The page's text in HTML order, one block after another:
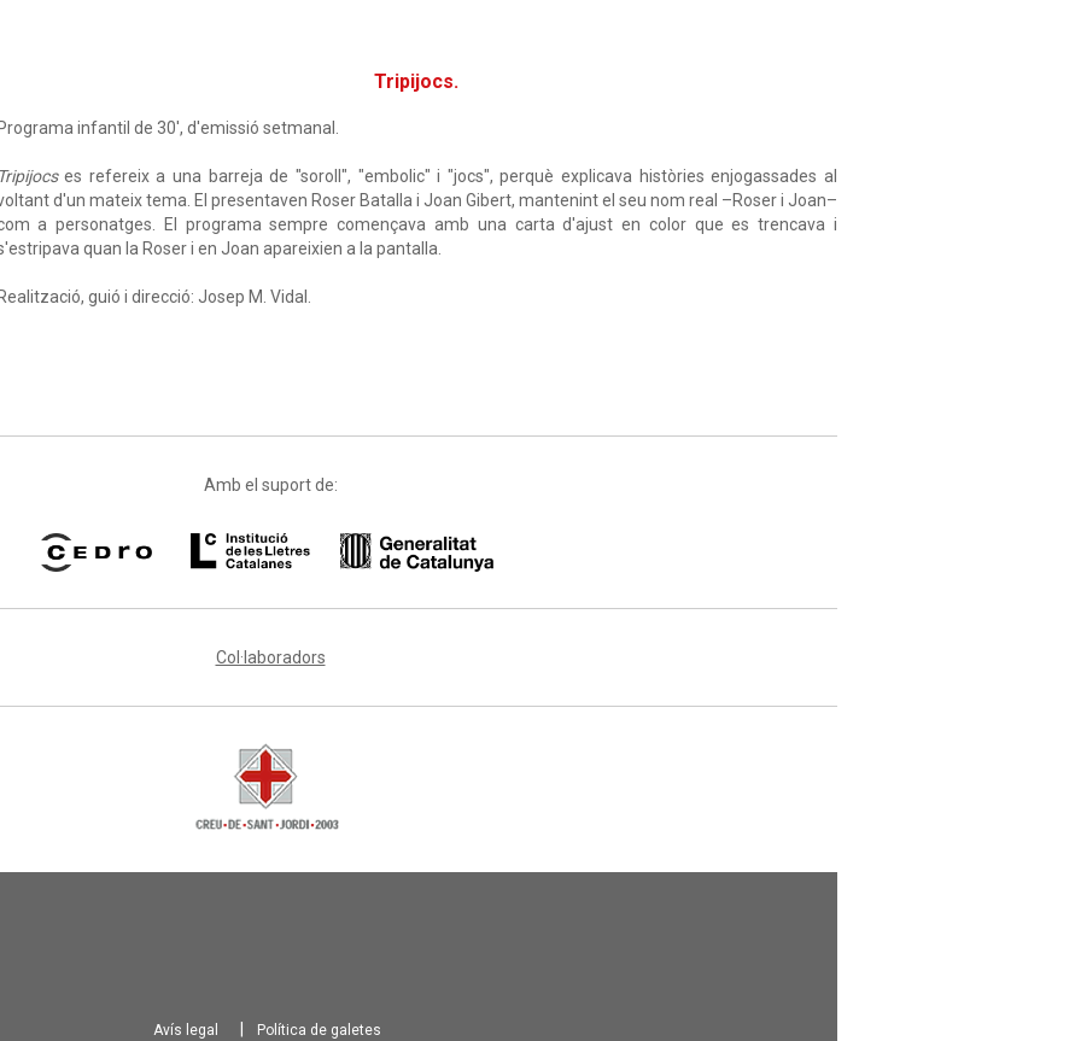
Tripijocs.
Programa infantil de 30', d'emissió setmanal.
Tripijocses refereix a una barreja de "soroll", "embolic" i "jocs", perquè explicava històries enjogassades al
d'un mateix tema. El presentaven Roser Batalla i Joan Gibert, mantenint el seu nom real –Roser i Joan–
a personatges. El programa sempre començava amb una carta d'ajust en color que es trencava i
quan la Roser i en Joan apareixien a la pantalla.
Realització, guió i direcció: Josep M. Vidal.
Amb el suport de:
Col·laboradors
Avís legal Política de galetes